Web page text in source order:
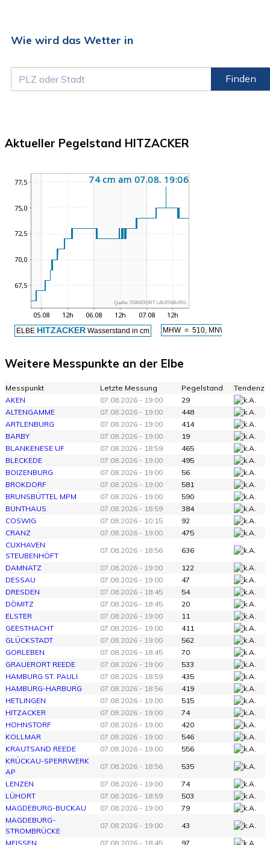
Wie wird das Wetter in
Finden
Aktueller Pegelstand HITZACKER
Weitere Messpunkte an der Elbe
Messpunkt Letzte Messung Pegelstand
Tendenz
AKEN
07.08.2026 - 19:00
29
ALTENGAMME
07.08.2026 - 19:00
448
ARTLENBURG
07.08.2026 - 19:00
414
BARBY
07.08.2026 - 19:00
19
BLANKENESE UF
07.08.2026 - 18:59
465
BLECKEDE
07.08.2026 - 19:00
495
BOIZENBURG
07.08.2026 - 19:00
56
BROKDORF
07.08.2026 - 19:00
581
BRUNSBÜTTEL MPM
07.08.2026 - 19:00
590
BUNTHAUS
07.08.2026 - 18:59
384
COSWIG
07.08.2026 - 10:15
92
CRANZ
07.08.2026 - 19:00
475
CUXHAVEN
STEUBENHÖFT
07.08.2026 - 18:56
636
DAMNATZ
07.08.2026 - 19:00
122
DESSAU
07.08.2026 - 19:00
47
DRESDEN
07.08.2026 - 18:45
54
DÖMITZ
07.08.2026 - 18:45
20
ELSTER
07.08.2026 - 19:00
11
GEESTHACHT
07.08.2026 - 19:00
411
GLÜCKSTADT
07.08.2026 - 19:00
562
GORLEBEN
07.08.2026 - 18:45
70
GRAUERORT REEDE
07.08.2026 - 19:00
533
HAMBURG ST. PAULI
07.08.2026 - 18:59
435
HAMBURG-HARBURG
07.08.2026 - 18:56
419
HETLINGEN
07.08.2026 - 19:00
515
HITZACKER
07.08.2026 - 19:00
74
HOHNSTORF
07.08.2026 - 19:00
420
KOLLMAR
07.08.2026 - 19:00
546
KRAUTSAND REEDE
07.08.2026 - 19:00
556
KRÜCKAU-SPERRWERK
AP
07.08.2026 - 18:56
535
LENZEN
07.08.2026 - 19:00
74
LÜHORT
07.08.2026 - 18:59
503
MAGDEBURG-BUCKAU
07.08.2026 - 19:00
79
MAGDEBURG-
STROMBRÜCKE
07.08.2026 - 19:00
43
MEISSEN
07.08.2026 - 18:45 97